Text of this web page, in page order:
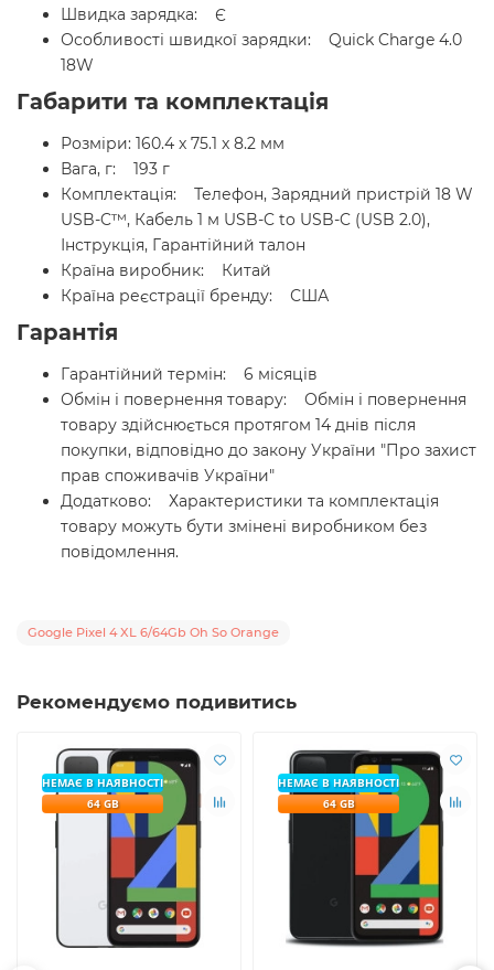
Швидка зарядка: Є
Особливості швидкої зарядки: Quick Charge 4.0
18W
Габарити та комплектація
Розміри: 160.4 x 75.1 x 8.2 мм
Вага, г: 193 г
Комплектація: Телефон, Зарядний пристрій 18 W
USB-C™, Кабель 1 м USB-C to USB-C (USB 2.0),
Інструкція, Гарантійний талон
Країна виробник: Китай
Країна реєстрації бренду: США
Гарантія
Гарантійний термін: 6 місяців
Обмін і повернення товару: Обмін і повернення
товару здійснюється протягом 14 днів після
покупки, відповідно до закону України "Про захист
прав споживачів України"
Додатково: Характеристики та комплектація
товару можуть бути змінені виробником без
повідомлення.
Google Pixel 4 XL 6/64Gb Oh So Orange
Рекомендуємо подивитись
НЕМАЄ В НАЯВНОСТІ
64 GB
НЕМАЄ В НАЯВНОСТІ
64 GB